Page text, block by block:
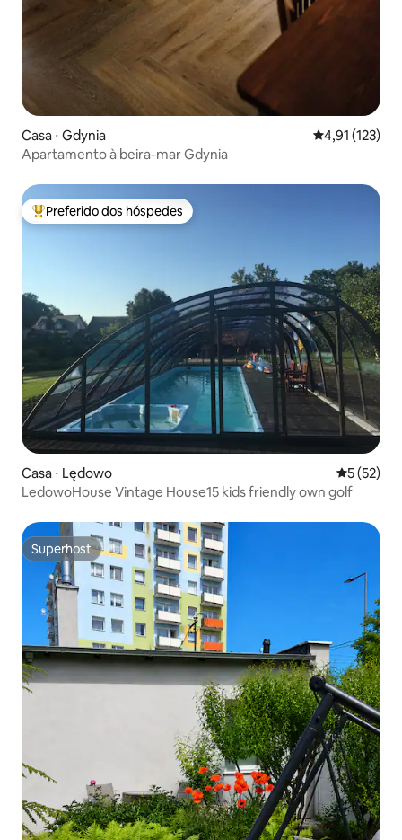
Casa ⋅ Gdynia 4,91 de uma
4,91 (123)
Apartamento à beira-mar Gdynia
Entre os melhores preferidos dos hóspedes
Preferido dos hóspedes
Casa ⋅ Lędowo 5 de uma
5 (52)
LedowoHouse Vintage House15 kids friendly own golf
Superhost
Superhost